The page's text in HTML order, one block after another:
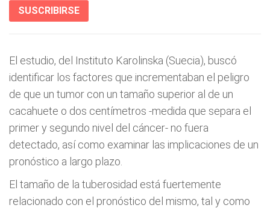
SUSCRIBIRSE
El estudio, del Instituto Karolinska (Suecia), buscó
identificar los factores que incrementaban el peligro
de que un tumor con un tamaño superior al de un
cacahuete o dos centímetros -medida que separa el
primer y segundo nivel del cáncer- no fuera
detectado, así como examinar las implicaciones de un
pronóstico a largo plazo.
El tamaño de la tuberosidad está fuertemente
relacionado con el pronóstico del mismo, tal y como